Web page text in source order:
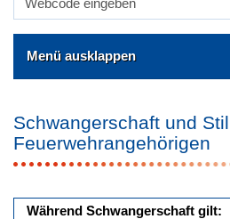
Menü ausklappen
Schwangerschaft und
Feuerwehrangehörigen
Während Schwangerschaft gilt: